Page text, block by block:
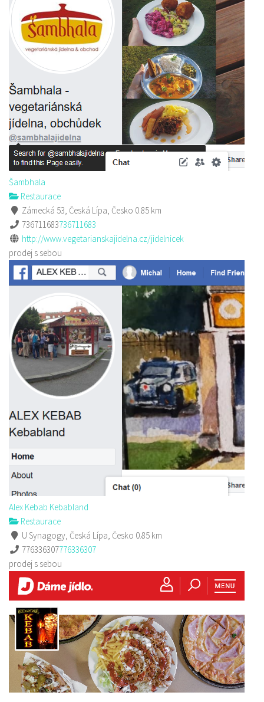
Šambhala
Restaurace
Zámecká 53, Česká Lípa, Česko 0.85 km
736711683736711683
http://www.vegetarianskajidelna.cz/jidelnicek
prodej s sebou
Alex Kebab Kebabland
Restaurace
U Synagogy, Česká Lípa, Česko 0.85 km
776336307776336307
prodej s sebou